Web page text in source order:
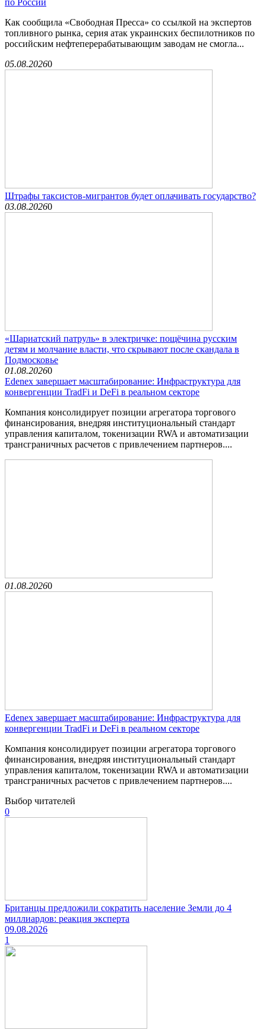
Как сообщила «Свободная Пресса» со ссылкой на экспертов
топливного рынка, серия атак украинских беспилотников по
российским нефтеперерабатывающим заводам не смогла...
05.08.20260
Штрафы таксистов-мигрантов будет оплачивать государство?
03.08.20260
«Шариатский патруль» в электричке: пощёчина русским
детям и молчание власти, что скрывают после скандала в
Подмосковье
01.08.20260
Edenex завершает масштабирование: Инфраструктура для
конвергенции TradFi и DeFi в реальном секторе
Компания консолидирует позиции агрегатора торгового
финансирования, внедряя институциональный стандарт
управления капиталом, токенизации RWA и автоматизации
трансграничных расчетов с привлечением партнеров....
01.08.20260
Edenex завершает масштабирование: Инфраструктура для
конвергенции TradFi и DeFi в реальном секторе
Компания консолидирует позиции агрегатора торгового
финансирования, внедряя институциональный стандарт
управления капиталом, токенизации RWA и автоматизации
трансграничных расчетов с привлечением партнеров....
Выбор читателей
0
Британцы предложили сократить население Земли до 4
миллиардов: реакция эксперта
09.08.2026
1